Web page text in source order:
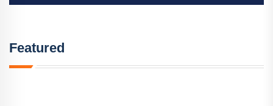
Featured